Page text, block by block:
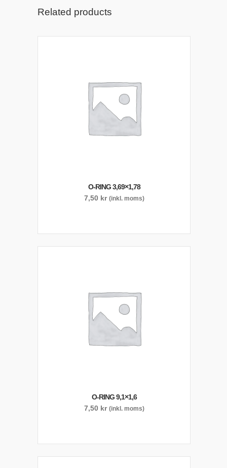
Related products
O-RING 3,69×1,78
7,50 kr (inkl. moms)
O-RING 9,1×1,6
7,50 kr (inkl. moms)